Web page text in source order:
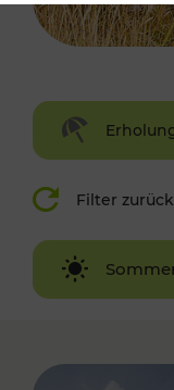
Filter
Winter